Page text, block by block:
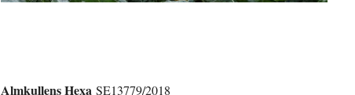
Almkullens Hexa SE13779/2018